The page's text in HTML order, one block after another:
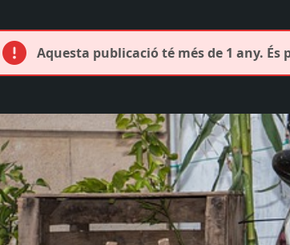
Aquesta publicació té més de 1 any.